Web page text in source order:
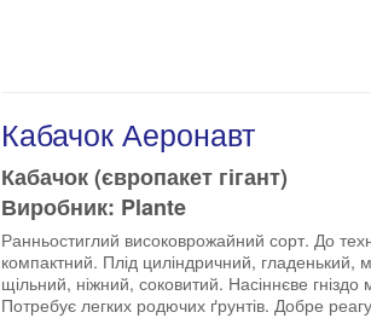
Кабачок Аеронавт
Кабачок (європакет гігант)
Виробник: Plante
Ранньостиглий високоврожайний сорт. До
компактний. Плід циліндричний, гладенький,
щільний, ніжний, соковитий. Насіннєве
Потребує легких родючих ґрунтів. Добре